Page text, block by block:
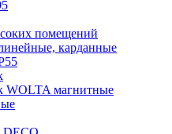
помещений
карданные
WOLTA магнитные